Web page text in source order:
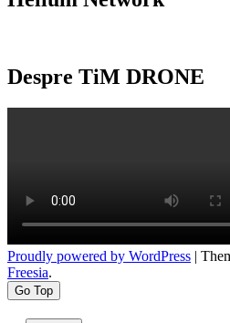
Despre TiM DRONE
Proudly powered by WordPress |
Freesia.
Go Top